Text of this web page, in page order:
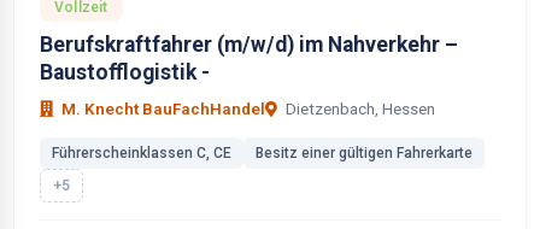
Vollzeit
Berufskraftfahrer (m/w/d) im Nahverkehr –
Baustofflogistik -
M. Knecht BauFachHandel Dietzenbach, Hessen
Führerscheinklassen C, CE
Besitz einer gültigen Fahrerkarte
+5